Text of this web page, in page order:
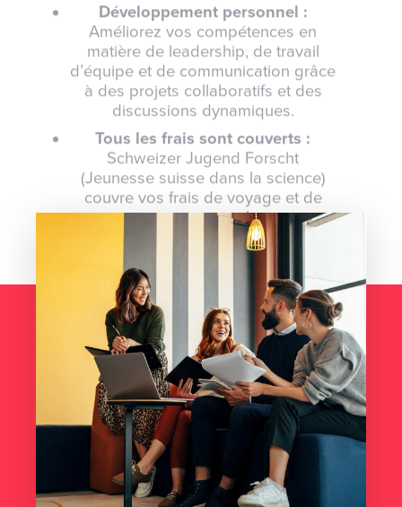
Développement personnel :
Améliorez vos compétences en
matière de leadership, de travail
d’équipe et de communication grâce
à des projets collaboratifs et des
discussions dynamiques.
Tous les frais sont couverts :
Schweizer Jugend Forscht
(Jeunesse suisse dans la science)
couvre vos frais de voyage et de
programme !